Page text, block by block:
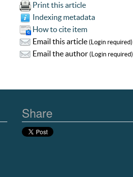
Print this article
Indexing metadata
How to cite item
Email this article (Login required)
Email the author (Login required)
Share